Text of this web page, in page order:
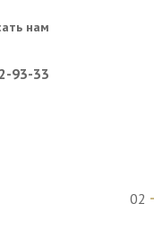
нам
93-33
02